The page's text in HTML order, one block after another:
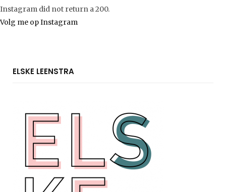
Instagram did not return a 200.
Volg me op Instagram
ELSKE LEENSTRA